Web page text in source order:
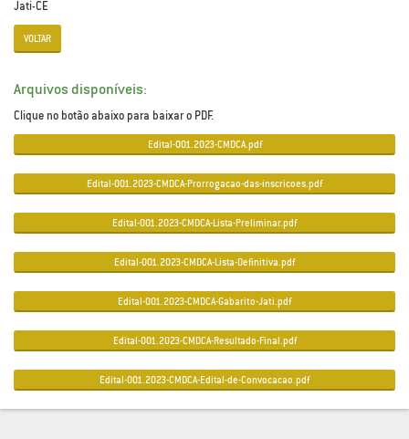
Jati-CE
VOLTAR
Arquivos disponíveis:
Clique no botão abaixo para baixar o PDF.
Edital-001.2023-CMDCA.pdf
Edital-001.2023-CMDCA-Prorrogacao-das-inscricoes.pdf
Edital-001.2023-CMDCA-Lista-Preliminar.pdf
Edital-001.2023-CMDCA-Lista-Definitiva.pdf
Edital-001.2023-CMDCA-Gabarito-Jati.pdf
Edital-001.2023-CMDCA-Resultado-Final.pdf
Edital-001.2023-CMDCA-Edital-de-Convocacao.pdf